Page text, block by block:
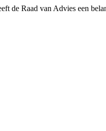
de Raad van Advies een